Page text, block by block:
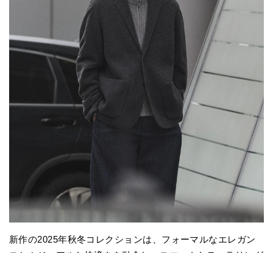
新作の2025年秋冬コレクションは、フォーマルなエレガン